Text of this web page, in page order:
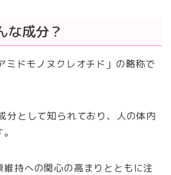
な成分？
ミドモノヌクレオチド」の略称で
分として知られており、人の体内
持への関心の高まりとともに注